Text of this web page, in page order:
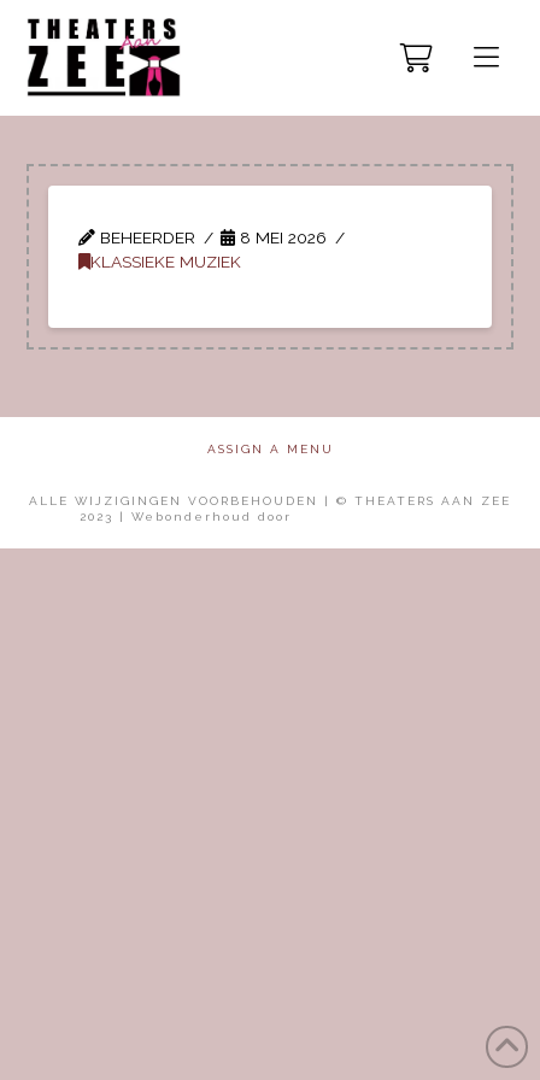
BEHEERDER
8 MEI 2026
KLASSIEKE MUZIEK
ASSIGN A MENU
ALLE WIJZIGINGEN VOORBEHOUDEN | © THEATERS AAN ZEE
2023 | Webonderhoud door